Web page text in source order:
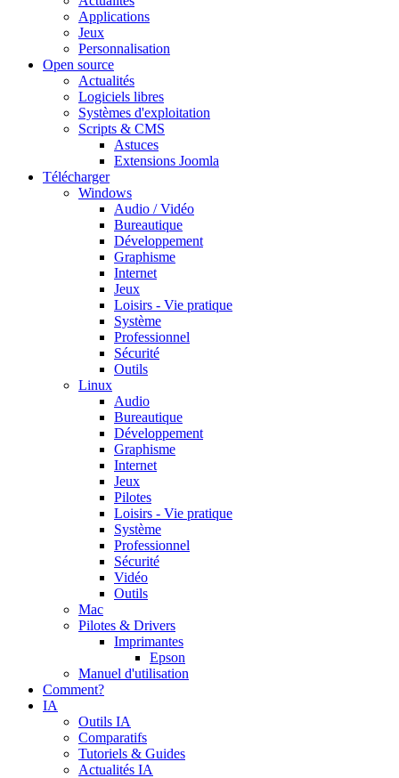
Applications
Jeux
Personnalisation
Open source
Actualités
Logiciels libres
Systèmes d'exploitation
Scripts & CMS
Astuces
Extensions Joomla
Télécharger
Windows
Audio / Vidéo
Bureautique
Développement
Graphisme
Internet
Jeux
Loisirs - Vie pratique
Système
Professionnel
Sécurité
Outils
Linux
Audio
Bureautique
Développement
Graphisme
Internet
Jeux
Pilotes
Loisirs - Vie pratique
Système
Professionnel
Sécurité
Vidéo
Outils
Mac
Pilotes & Drivers
Imprimantes
Epson
Manuel d'utilisation
Comment?
IA
Outils IA
Comparatifs
Tutoriels & Guides
Actualités IA